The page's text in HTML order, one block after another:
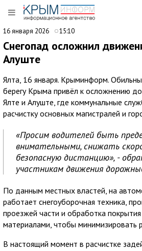
16 января 2026 15:10
Снегопад осложнил
Алуште
Ялта, 16 января. Крыминформ.
берегу Крыма привёл к осложнению
Ялте и Алуште, где коммунальные
расчистку основных магистралей и
«Просим водителей быть
внимательными, снижать
безопасную дистанцию», -
участникам движения
По данным местных властей, на
работает снегоуборочная техника,
проезжей части и обработка
материалами, чтобы минимизировать
В настоящий момент в расчистке